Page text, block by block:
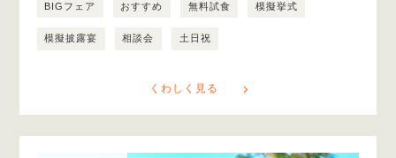
BIGフェア おすすめ 無料試食 模擬挙式
模擬披露宴 相談会 土日祝
くわしく見る